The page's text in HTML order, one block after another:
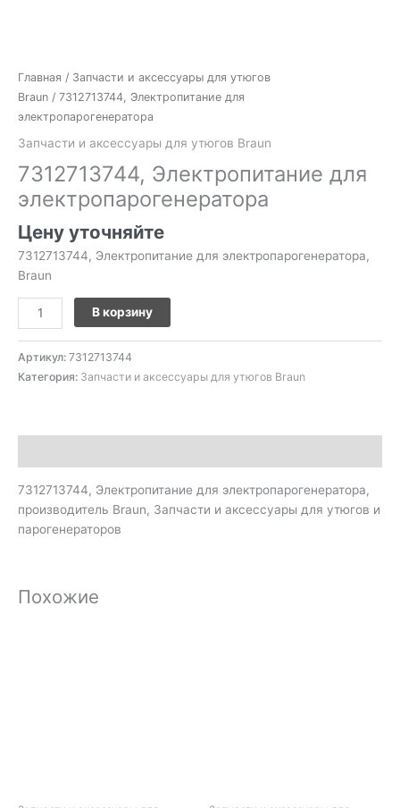
Главная / Запчасти и аксессуары для утюгов
Braun / 7312713744, Электропитание для
электропарогенератора
Запчасти и аксессуары для утюгов Braun
7312713744, Электропитание для
электропарогенератора
Цену уточняйте
7312713744, Электропитание для электропарогенератора,
Braun
В корзину
Артикул: 7312713744
Категория: Запчасти и аксессуары для утюгов Braun
7312713744, Электропитание для электропарогенератора,
производитель Braun, Запчасти и аксессуары для утюгов и
парогенераторов
Похожие